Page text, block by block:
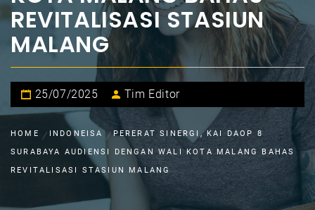
REVITALISASI STASIUN
MALANG
25/07/2025 Tim Editor
HOME INDONEISA
PERERAT SINERGI, KAI DAOP 8
SURABAYA AUDIENSI DENGAN WALI KOTA MALANG BAHAS
REVITALISASI STASIUN MALANG